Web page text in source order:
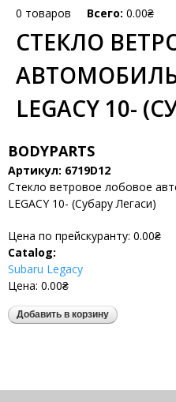
0 товаров Всего: 0.00₴
СТЕКЛО
LEGACY 10-
BODYPARTS
Артикул: 6719D12
Стекло ветровое лобовое
LEGACY 10- (Субару Легаси)
Цена по прейскуранту: 0.00₴
Catalog:
Subaru Legacy
Цена: 0.00₴